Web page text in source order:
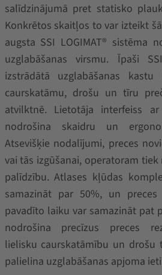
salīdzinājumā pret statisko
Konkrētos skaitļos to var izteikt
augsta SSI LOGIMAT® sistēma
uzglabāšanas virsmu. Īpaši
izstrādātā uzglabāšanas kastu
caurskatāmu, drošu un tīru
atvilktnē. Lietotāja interfeiss
nodrošina skaidru un
Atsevišķie nodalījumi, preces
vai tās izgūšanai, operatoram
palīdzību. Atlases kļūdas
samazināt par 50%, un preces
pavadīto laiku var samazināt pat
nodrošina precīzus preces
lielisku caurskatāmību un drošu
palielina uzglabāšanas apjoma